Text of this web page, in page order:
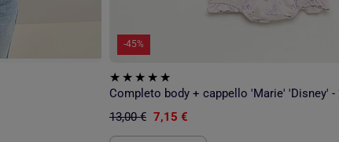
-45%
13,00 € 7,15 €